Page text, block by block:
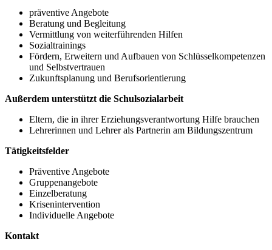
präventive Angebote
Beratung und Begleitung
Vermittlung von weiterführenden Hilfen
Sozialtrainings
Fördern, Erweitern und Aufbauen von Schlüsselkompetenzen
und Selbstvertrauen
Zukunftsplanung und Berufsorientierung
Außerdem unterstützt die Schulsozialarbeit
Eltern, die in ihrer Erziehungsverantwortung Hilfe brauchen
Lehrerinnen und Lehrer als Partnerin am Bildungszentrum
Tätigkeitsfelder
Präventive Angebote
Gruppenangebote
Einzelberatung
Krisenintervention
Individuelle Angebote
Kontakt